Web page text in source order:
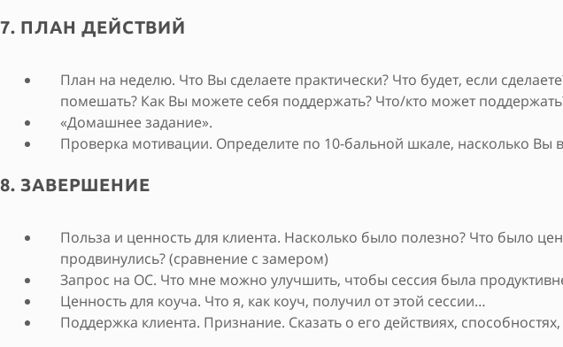
7. ПЛАН ДЕЙСТВИЙ
План на неделю. Что Вы сделаете практически? Что будет, если
помешать? Как Вы можете себя поддержать? Что/кто может
«Домашнее задание».
Проверка мотивации. Определите по 10-бальной шкале, насколько Вы
8. ЗАВЕРШЕНИЕ
Польза и ценность для клиента. Насколько было полезно? Что было
продвинулись? (сравнение с замером)
Запрос на ОС. Что мне можно улучшить, чтобы сессия была
Ценность для коуча. Что я, как коуч, получил от этой сессии…
Поддержка клиента. Признание. Сказать о его действиях,